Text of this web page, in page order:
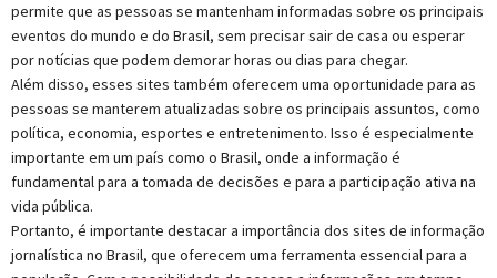
permite que as pessoas se mantenham informadas sobre os principais
eventos do mundo e do Brasil, sem precisar sair de casa ou esperar
por notícias que podem demorar horas ou dias para chegar.
Além disso, esses sites também oferecem uma oportunidade para as
pessoas se manterem atualizadas sobre os principais assuntos, como
política, economia, esportes e entretenimento. Isso é especialmente
importante em um país como o Brasil, onde a informação é
fundamental para a tomada de decisões e para a participação ativa na
vida pública.
Portanto, é importante destacar a importância dos sites de informação
jornalística no Brasil, que oferecem uma ferramenta essencial para a